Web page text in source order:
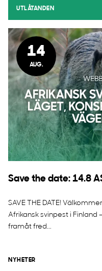
UTLÅTANDEN
14
AUG.
Save the date: 14.8
SAVE THE DATE!
Afrikansk svinpest i Finland
framåt fred...
NYHETER